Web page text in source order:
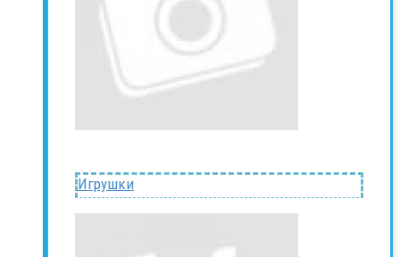
Игрушки